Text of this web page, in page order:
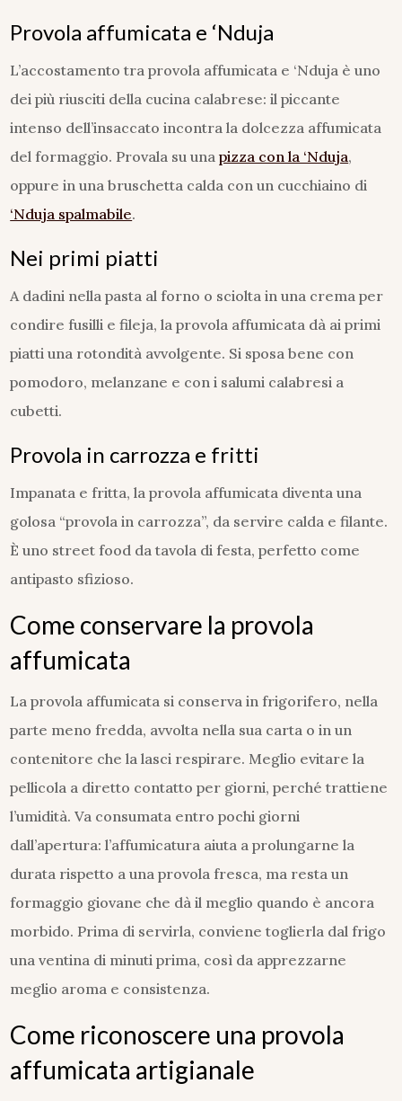
Provola affumicata e ‘Nduja
L’accostamento tra provola affumicata e ‘Nduja è uno
dei più riusciti della cucina calabrese: il piccante
intenso dell’insaccato incontra la dolcezza affumicata
del formaggio. Provala su unapizza con la ‘Nduja,
oppure in una bruschetta calda con un cucchiaino di
‘Nduja spalmabile.
Nei primi piatti
A dadini nella pasta al forno o sciolta in una crema per
condire fusilli e fileja, la provola affumicata dà ai primi
piatti una rotondità avvolgente. Si sposa bene con
pomodoro, melanzane e con i salumi calabresi a
cubetti.
Provola in carrozza e fritti
Impanata e fritta, la provola affumicata diventa una
golosa “provola in carrozza”, da servire calda e filante.
È uno street food da tavola di festa, perfetto come
antipasto sfizioso.
Come conservare la provola
affumicata
La provola affumicata si conserva in frigorifero, nella
parte meno fredda, avvolta nella sua carta o in un
contenitore che la lasci respirare. Meglio evitare la
pellicola a diretto contatto per giorni, perché trattiene
l’umidità. Va consumata entro pochi giorni
dall’apertura: l’affumicatura aiuta a prolungarne la
durata rispetto a una provola fresca, ma resta un
formaggio giovane che dà il meglio quando è ancora
morbido. Prima di servirla, conviene toglierla dal frigo
una ventina di minuti prima, così da apprezzarne
meglio aroma e consistenza.
Come riconoscere una provola
affumicata artigianale